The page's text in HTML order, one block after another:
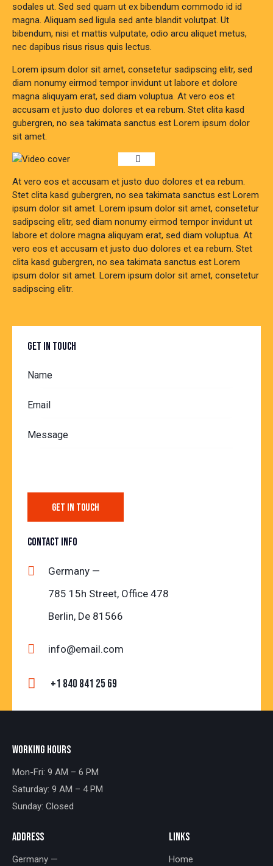
sodales ut. Sed sed quam ut ex bibendum commodo id id
magna. Aliquam sed ligula sed ante blandit volutpat. Ut
bibendum, nisi et mattis vulputate, odio arcu aliquet metus,
nec dapibus risus risus quis lectus.
Lorem ipsum dolor sit amet, consetetur sadipscing elitr, sed
diam nonumy eirmod tempor invidunt ut labore et dolore
magna aliquyam erat, sed diam voluptua. At vero eos et
accusam et justo duo dolores et ea rebum. Stet clita kasd
gubergren, no sea takimata sanctus est Lorem ipsum dolor
sit amet.
At vero eos et accusam et justo duo dolores et ea rebum.
Stet clita kasd gubergren, no sea takimata sanctus est Lorem
ipsum dolor sit amet. Lorem ipsum dolor sit amet, consetetur
sadipscing elitr, sed diam nonumy eirmod tempor invidunt ut
labore et dolore magna aliquyam erat, sed diam voluptua. At
vero eos et accusam et justo duo dolores et ea rebum. Stet
clita kasd gubergren, no sea takimata sanctus est Lorem
ipsum dolor sit amet. Lorem ipsum dolor sit amet, consetetur
sadipscing elitr.
GET IN TOUCH
CONTACT INFO
Germany —
785 15h Street, Office 478
Berlin, De 81566
info@email.com
+1 840 841 25 69
WORKING HOURS
Mon-Fri: 9 AM – 6 PM
Saturday: 9 AM – 4 PM
Sunday: Closed
ADDRESS
Germany —
LINKS
Home